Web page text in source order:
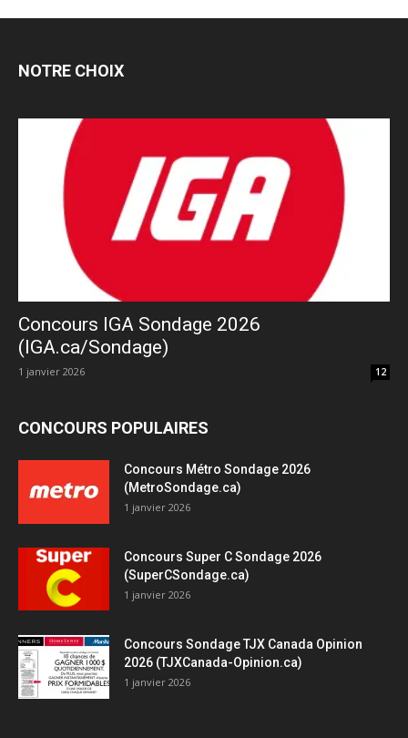
NOTRE CHOIX
Concours IGA Sondage 2026
(IGA.ca/Sondage)
1 janvier 2026 12
CONCOURS POPULAIRES
Concours Métro Sondage 2026
(MetroSondage.ca)
1 janvier 2026
Concours Super C Sondage 2026
(SuperCSondage.ca)
1 janvier 2026
Concours Sondage TJX Canada Opinion
2026 (TJXCanada-Opinion.ca)
1 janvier 2026